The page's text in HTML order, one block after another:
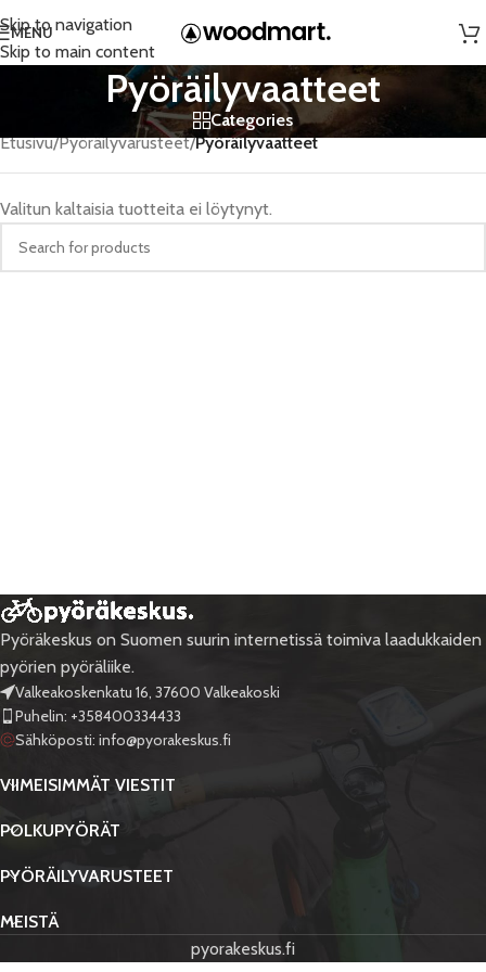
Skip to navigation
Skip to main content
MENU
Pyöräilyvaatteet
Categories
Etusivu/Pyöräilyvarusteet/Pyöräilyvaatteet
Valitun kaltaisia tuotteita ei löytynyt.
Pyöräkeskus on Suomen suurin internetissä toimiva laadukkaiden
pyörien pyöräliike.
Valkeakoskenkatu 16, 37600 Valkeakoski
Puhelin: +358400334433
Sähköposti: info@pyorakeskus.fi
VIIMEISIMMÄT VIESTIT
POLKUPYÖRÄT
PYÖRÄILYVARUSTEET
MEISTÄ
pyorakeskus.fi